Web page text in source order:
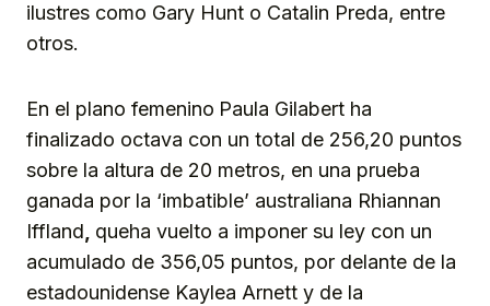
ilustres como Gary Hunt o Catalin Preda, entre
otros.
En el plano femenino Paula Gilabert ha
finalizado octava con un total de 256,20 puntos
sobre la altura de 20 metros, en una prueba
ganada por la ‘imbatible’ australiana Rhiannan
Iffland queha vuelto a imponer su ley con un
acumulado de 356,05 puntos, por delante de la
estadounidense Kaylea Arnett y de la